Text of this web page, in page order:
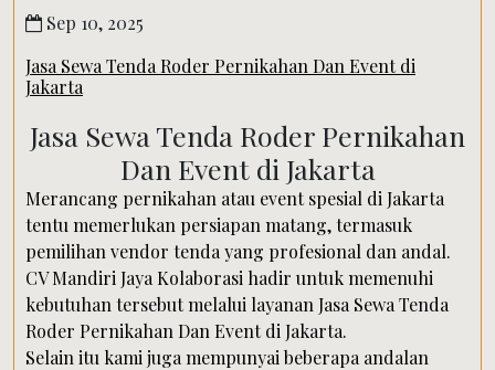
Sep 10, 2025
Jasa Sewa Tenda Roder Pernikahan Dan Event di
Jakarta
Jasa Sewa Tenda Roder Pernikahan
Dan Event di Jakarta
Merancang pernikahan atau event spesial di Jakarta
tentu memerlukan persiapan matang, termasuk
pemilihan vendor tenda yang profesional dan andal.
CV Mandiri Jaya Kolaborasi hadir untuk memenuhi
kebutuhan tersebut melalui layanan Jasa Sewa Tenda
Roder Pernikahan Dan Event di Jakarta.
Selain itu kami juga mempunyai beberapa andalan